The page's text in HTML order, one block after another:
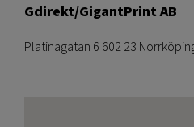
Gdirekt/GigantPrint AB
Platinagatan 6 602 23